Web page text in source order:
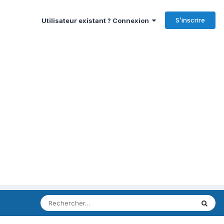
Utilisateur existant ? Connexion S’inscrire